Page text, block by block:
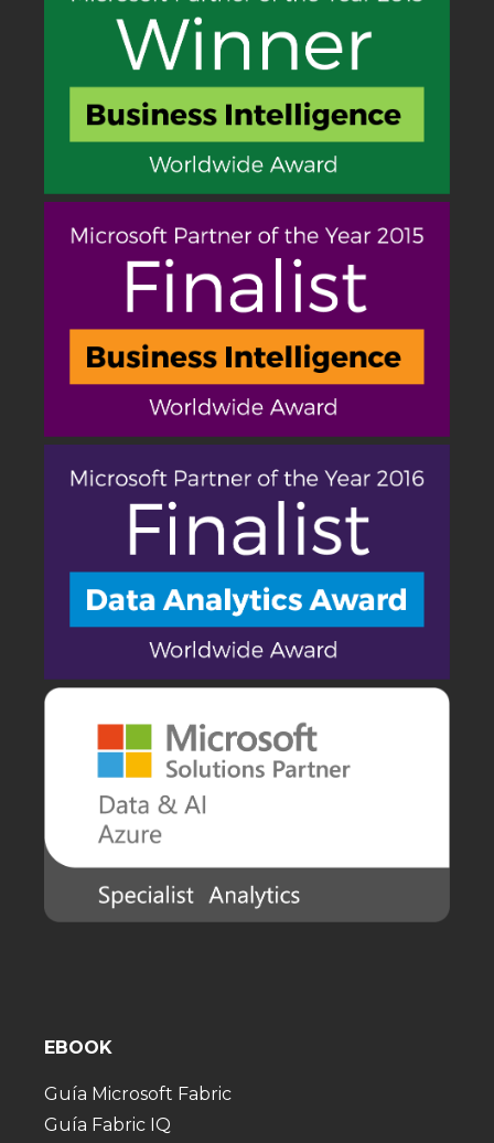
EBOOK
Guía Microsoft Fabric
Guía Fabric IQ